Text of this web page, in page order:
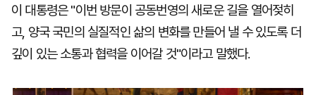
이 대통령은 "이번 방문이 공동번영의 새로운 길을 열어젖히
고, 양국 국민의 실질적인 삶의 변화를 만들어 낼 수 있도록 더
깊이 있는 소통과 협력을 이어갈 것"이라고 말했다.